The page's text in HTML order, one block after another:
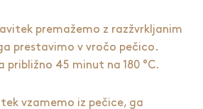
premažemo z razžvrkljanim
prestavimo v vročo pečico.
približno 45 minut na 180 °C.
vzamemo iz pečice, ga